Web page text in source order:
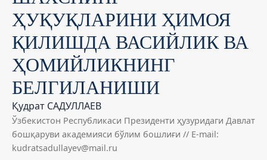
ҲУҚУҚЛАРИНИ ҲИМОЯ
ҚИЛИШДА ВАСИЙЛИК ВА
ҲОМИЙЛИКНИНГ
БЕЛГИЛАНИШИ
Қудрат САДУЛЛАЕВ
Ўзбекистон Республикаси Президенти ҳузуридаги Давлат
бошқаруви академияси бўлим бошлиғи // E-mail:
kudratsadullayev@mail.ru